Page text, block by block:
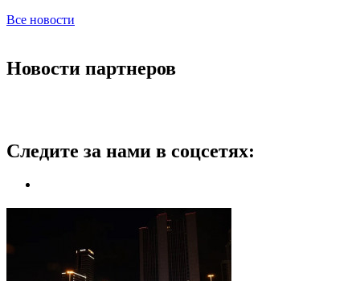
Все новости
Новости партнеров
Следите за нами в соцсетях: